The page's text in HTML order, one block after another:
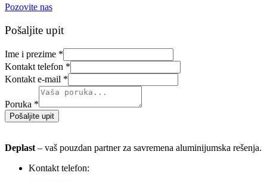
Pozovite nas
Pošaljite upit
Ime i prezime *
Kontakt telefon *
Kontakt e-mail *
Poruka *
Pošaljite upit
Deplast – vaš pouzdan partner za savremena aluminijumska rešenja.
Kontakt telefon: